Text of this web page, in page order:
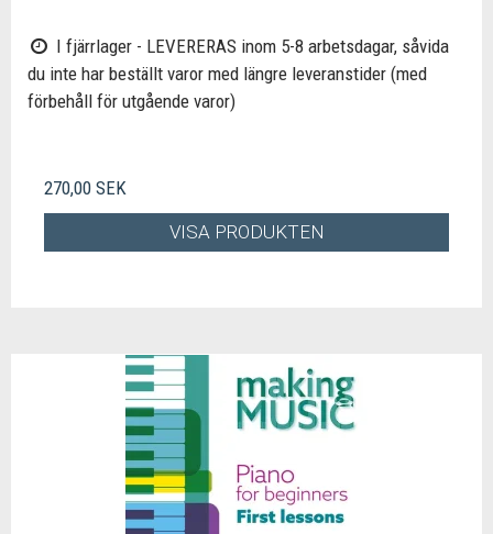
I fjärrlager - LEVERERAS inom 5-8 arbetsdagar, såvida
du inte har beställt varor med längre leveranstider (med
förbehåll för utgående varor)
270,00 SEK
VISA PRODUKTEN